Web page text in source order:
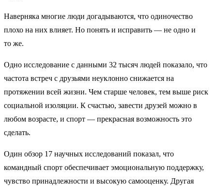
Наверняка многие люди догадываются, что одиночество
плохо на них влияет. Но понять и исправить — не одно и
то же.
Одно исследование с данными 32 тысяч людей показало, что
частота встреч с друзьями неуклонно снижается на
протяжении всей жизни. Чем старше человек, тем выше риск
социальной изоляции. К счастью, завести друзей можно в
любом возрасте, и спорт — прекрасная возможность это
сделать.
Один обзор 17 научных исследований показал, что
командный спорт обеспечивает эмоциональную поддержку,
чувство принадлежности и высокую самооценку. Другая